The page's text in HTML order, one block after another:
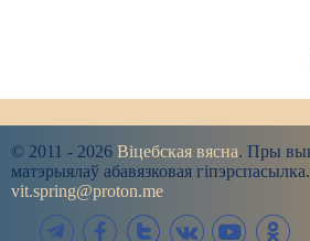
© 2011 - 2026 Віцебская вясна. Пры
матэрыялаў абавязковая
vit.spring@proton.me